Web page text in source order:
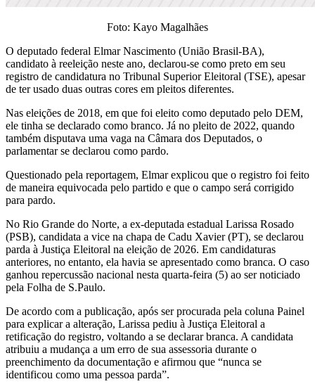
Foto: Kayo Magalhães
O deputado federal Elmar Nascimento (União Brasil-BA),
candidato à reeleição neste ano, declarou-se como preto em seu
registro de candidatura no Tribunal Superior Eleitoral (TSE), apesar
de ter usado duas outras cores em pleitos diferentes.
Nas eleições de 2018, em que foi eleito como deputado pelo DEM,
ele tinha se declarado como branco. Já no pleito de 2022, quando
também disputava uma vaga na Câmara dos Deputados, o
parlamentar se declarou como pardo.
Questionado pela reportagem, Elmar explicou que o registro foi feito
de maneira equivocada pelo partido e que o campo será corrigido
para pardo.
No Rio Grande do Norte, a ex-deputada estadual Larissa Rosado
(PSB), candidata a vice na chapa de Cadu Xavier (PT), se declarou
parda à Justiça Eleitoral na eleição de 2026. Em candidaturas
anteriores, no entanto, ela havia se apresentado como branca. O caso
ganhou repercussão nacional nesta quarta-feira (5) ao ser noticiado
pela Folha de S.Paulo.
De acordo com a publicação, após ser procurada pela coluna Painel
para explicar a alteração, Larissa pediu à Justiça Eleitoral a
retificação do registro, voltando a se declarar branca. A candidata
atribuiu a mudança a um erro de sua assessoria durante o
preenchimento da documentação e afirmou que “nunca se
identificou como uma pessoa parda”.